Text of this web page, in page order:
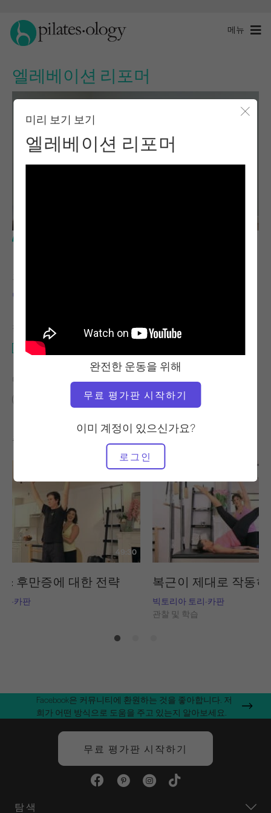
메뉴
엘레베이션 리포머
미리 보기 보기
엘레베이션 리포머
완전한 운동을 위해
무료 평가판 시작하기
이미 계정이 있으신가요?
로그인
빅토리아 토리-카판
필요한 장비
개혁자
다음에 대한 유사한 클래스 찾기
60분 이상 개혁자
좋아할 만한 다른 운동
49:30
: 후만증에 대한 전략
리-카판
복근이 제대로 작동
빅토리아 토리-카판
관찰 및 학습
Facebook은 커뮤니티에 환원하는 것을 좋아합니다. 저
희가 어떤 방식으로 도움을 주고 있는지 알아보세요.
무료 평가판 시작하기
탐색